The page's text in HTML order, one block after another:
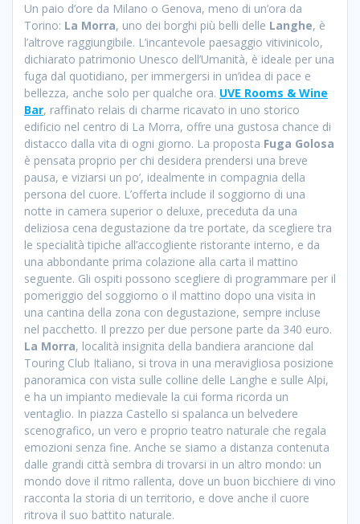
Un paio d’ore da Milano o Genova, meno di un’ora da
Torino: La Morra, uno dei borghi più belli delle Langhe, è
l’altrove raggiungibile. L’incantevole paesaggio vitivinicolo,
dichiarato patrimonio Unesco dell’Umanità, è ideale per una
fuga dal quotidiano, per immergersi in un’idea di pace e
bellezza, anche solo per qualche ora. UVE Rooms & Wine
Bar, raffinato relais di charme ricavato in uno storico
edificio nel centro di La Morra, offre una gustosa chance di
distacco dalla vita di ogni giorno. La proposta Fuga Golosa
è pensata proprio per chi desidera prendersi una breve
pausa, e viziarsi un po’, idealmente in compagnia della
persona del cuore. L’offerta include il soggiorno di una
notte in camera superior o deluxe, preceduta da una
deliziosa cena degustazione da tre portate, da scegliere tra
le specialità tipiche all’accogliente ristorante interno, e da
una abbondante prima colazione alla carta il mattino
seguente. Gli ospiti possono scegliere di programmare per il
pomeriggio del soggiorno o il mattino dopo una visita in
una cantina della zona con degustazione, sempre incluse
nel pacchetto. Il prezzo per due persone parte da 340 euro.
La Morra, località insignita della bandiera arancione dal
Touring Club Italiano, si trova in una meravigliosa posizione
panoramica con vista sulle colline delle Langhe e sulle Alpi,
e ha un impianto medievale la cui forma ricorda un
ventaglio. In piazza Castello si spalanca un belvedere
scenografico, un vero e proprio teatro naturale che regala
emozioni senza fine. Anche se siamo a distanza contenuta
dalle grandi città sembra di trovarsi in un altro mondo: un
mondo dove il ritmo rallenta, dove un buon bicchiere di vino
racconta la storia di un territorio, e dove anche il cuore
ritrova il suo battito naturale.